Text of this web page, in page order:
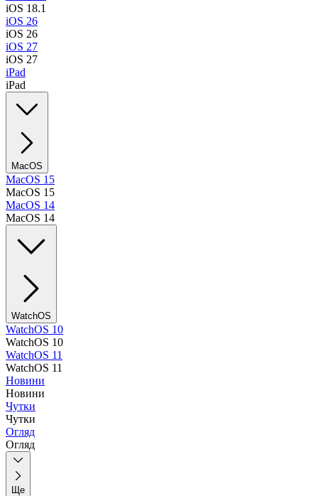
iOS 18.1
iOS 26
iOS 26
iOS 27
iOS 27
iPad
iPad
MacOS
MacOS 15
MacOS 15
MacOS 14
MacOS 14
WatchOS
WatchOS 10
WatchOS 10
WatchOS 11
WatchOS 11
Новини
Новини
Чутки
Чутки
Огляд
Огляд
Ще